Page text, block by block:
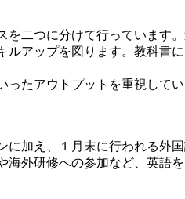
二つに分けて行っています
アップを図ります。教科
たアウトプットを重視して
加え、１月末に行われる外
外研修への参加など、英語